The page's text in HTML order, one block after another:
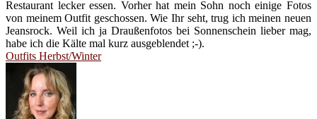
Restaurant lecker essen. Vorher hat mein Sohn noch einige Fotos
von meinem Outfit geschossen. Wie Ihr seht, trug ich meinen neuen
Jeansrock. Weil ich ja Draußenfotos bei Sonnenschein lieber mag,
habe ich die Kälte mal kurz ausgeblendet ;-).
Outfits Herbst/Winter